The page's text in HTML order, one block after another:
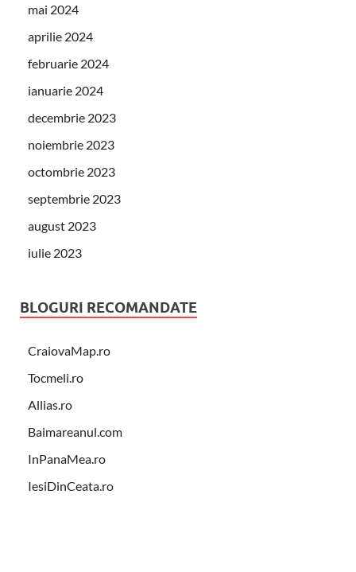
mai 2024
aprilie 2024
februarie 2024
ianuarie 2024
decembrie 2023
noiembrie 2023
octombrie 2023
septembrie 2023
august 2023
iulie 2023
BLOGURI RECOMANDATE
CraiovaMap.ro
Tocmeli.ro
Allias.ro
Baimareanul.com
InPanaMea.ro
IesiDinCeata.ro